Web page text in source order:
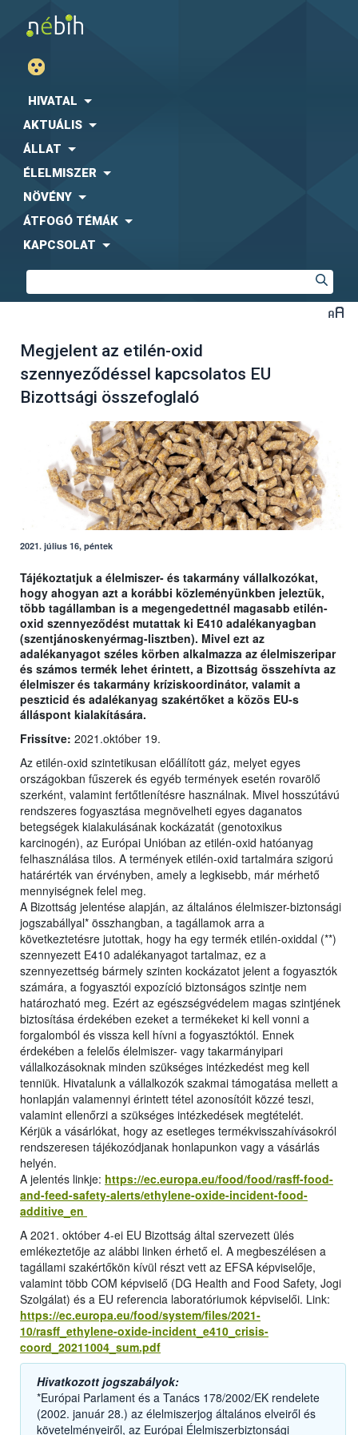
HIVATAL
AKTUÁLIS
ÁLLAT
ÉLELMISZER
NÖVÉNY
ÁTFOGÓ TÉMÁK
KAPCSOLAT
Megjelent az etilén-oxid
szennyeződéssel kapcsolatos EU
Bizottsági összefoglaló
2021. július 16, péntek
Tájékoztatjuk a élelmiszer- és takarmány vállalkozókat,
hogy ahogyan azt a korábbi közleményünkben jeleztük,
több tagállamban is a megengedettnél magasabb etilén-
oxid szennyeződést mutattak ki E410 adalékanyagban
(szentjánoskenyérmag-lisztben). Mivel ezt az
adalékanyagot széles körben alkalmazza az élelmiszeripar
és számos termék lehet érintett, a Bizottság összehívta az
élelmiszer és takarmány kríziskoordinátor, valamit a
peszticid és adalékanyag szakértőket a közös EU-s
álláspont kialakítására.
Frissítve: 2021.október 19.
Az etilén-oxid szintetikusan előállított gáz, melyet egyes
országokban fűszerek és egyéb termények esetén rovarölő
szerként, valamint fertőtlenítésre használnak. Mivel hosszútávú
rendszeres fogyasztása megnövelheti egyes daganatos
betegségek kialakulásának kockázatát (genotoxikus
karcinogén), az Európai Unióban az etilén-oxid hatóanyag
felhasználása tilos. A termények etilén-oxid tartalmára szigorú
határérték van érvényben, amely a legkisebb, már mérhető
mennyiségnek felel meg.
A Bizottság jelentése alapján, az általános élelmiszer-biztonsági
jogszabállyal* összhangban, a tagállamok arra a
következtetésre jutottak, hogy ha egy termék etilén-oxiddal (**)
szennyezett E410 adalékanyagot tartalmaz, ez a
szennyezettség bármely szinten kockázatot jelent a fogyasztók
számára, a fogyasztói expozíció biztonságos szintje nem
határozható meg. Ezért az egészségvédelem magas szintjének
biztosítása érdekében ezeket a termékeket ki kell vonni a
forgalomból és vissza kell hívni a fogyasztóktól. Ennek
érdekében a felelős élelmiszer- vagy takarmányipari
vállalkozásoknak minden szükséges intézkedést meg kell
tenniük. Hivatalunk a vállalkozók szakmai támogatása mellett a
honlapján valamennyi érintett tétel azonosítóit közzé teszi,
valamint ellenőrzi a szükséges intézkedések megtételét.
Kérjük a vásárlókat, hogy az esetleges termékvisszahívásokról
rendszeresen tájékozódjanak honlapunkon vagy a vásárlás
helyén.
A jelentés linkje: https://ec.europa.eu/food/food/rasff-food-
and-feed-safety-alerts/ethylene-oxide-incident-food-
additive_en
A 2021. október 4-ei EU Bizottság által szervezett ülés
emlékeztetője az alábbi linken érhető el. A megbeszélésen a
tagállami szakértőkön kívül részt vett az EFSA képviselője,
valamint több COM képviselő (DG Health and Food Safety, Jogi
Szolgálat) és a EU referencia laboratóriumok képviselői. Link:
https://ec.europa.eu/food/system/files/2021-
10/rasff_ethylene-oxide-incident_e410_crisis-
coord_20211004_sum.pdf
Hivatkozott jogszabályok:
*Európai Parlament és a Tanács 178/2002/EK rendelete
(2002. január 28.) az élelmiszerjog általános elveiről és
követelményeiről, az Európai Élelmiszerbiztonsági